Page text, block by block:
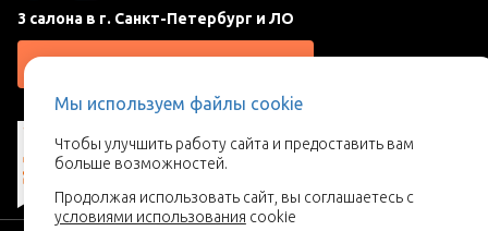
3 салона в г. Санкт-Петербург и ЛО
Мы используем файлы cookie
Чтобы улучшить работу сайта и предоставить вам
больше возможностей.
Продолжая использовать сайт, вы соглашаетесь с
условиями использования cookie